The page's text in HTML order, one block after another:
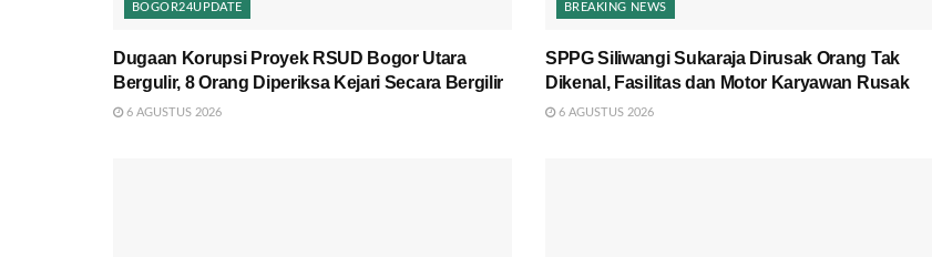
BOGOR24UPDATE
Dugaan Korupsi Proyek RSUD Bogor Utara
Bergulir, 8 Orang Diperiksa Kejari Secara Bergilir
6 AGUSTUS 2026
BREAKING NEWS
SPPG Siliwangi Sukaraja Dirusak Orang Tak
Dikenal, Fasilitas dan Motor Karyawan Rusak
6 AGUSTUS 2026